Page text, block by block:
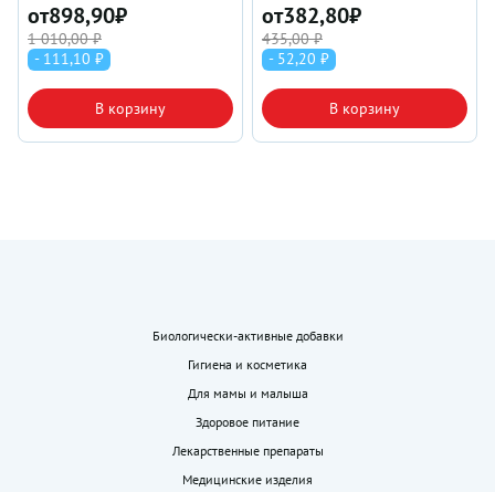
от898,90₽
1 010,00 ₽
- 111,10 ₽
В корзину
от382,80₽
435,00 ₽
- 52,20 ₽
В корзину
Биологически-активные добавки
Гигиена и косметика
Для мамы и малыша
Здоровое питание
Лекарственные препараты
Медицинские изделия